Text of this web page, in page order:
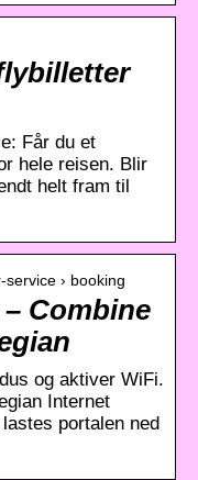
Får du et
hele reisen. Blir
helt fram til
› booking
Combine
og aktiver WiFi.
Internet
portalen ned